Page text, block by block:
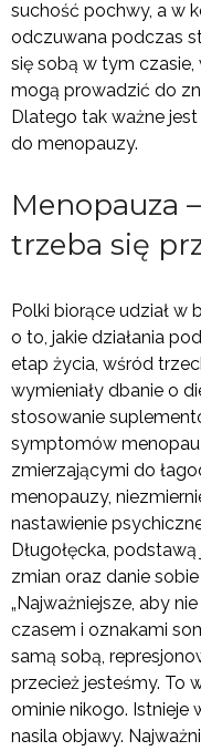
suchość pochwy, a w
odczuwana podczas
się sobą w tym
mogą prowadzić do
Dlatego tak ważne
do menopauzy.
Menopauza
trzeba się
Polki biorące udział w
o to, jakie działania
etap życia, wśród
wymieniały dbanie o
stosowanie
symptomów
zmierzającymi do
menopauzy,
nastawienie
Długołęcka,
zmian oraz danie
„Najważniejsze, aby
czasem i oznakami
samą sobą,
przecież jesteśmy. To
ominie nikogo. Istnieje
nasila objawy.